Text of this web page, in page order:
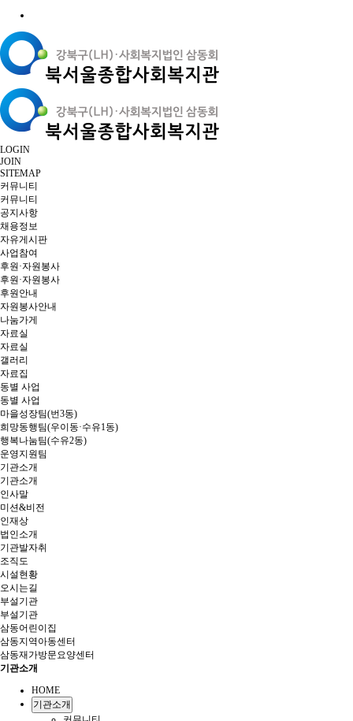
LOGIN
JOIN
SITEMAP
커뮤니티
커뮤니티
공지사항
채용정보
자유게시판
사업참여
후원·자원봉사
후원·자원봉사
후원안내
자원봉사안내
나눔가게
자료실
자료실
갤러리
자료집
동별 사업
동별 사업
마을성장팀(번3동)
희망동행팀(우이동·수유1동)
행복나눔팀(수유2동)
운영지원팀
기관소개
기관소개
인사말
미션&비전
인재상
법인소개
기관발자취
조직도
시설현황
오시는길
부설기관
부설기관
삼동어린이집
삼동지역아동센터
삼동재가방문요양센터
기관소개
HOME
기관소개